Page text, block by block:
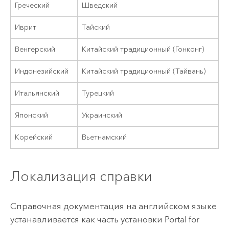
Греческий Шведский
Иврит Тайский
Венгерский Китайский традиционный (Гонконг)
Индонезийский Китайский традиционный (Тайвань)
Итальянский Турецкий
Японский Украинский
Корейский Вьетнамский
Локализация справки
Справочная документация на английском языке
устанавливается как часть установки Portal for